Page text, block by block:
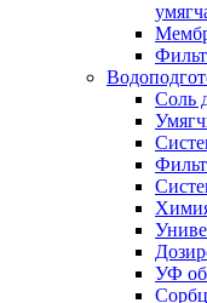
Соль
УФ